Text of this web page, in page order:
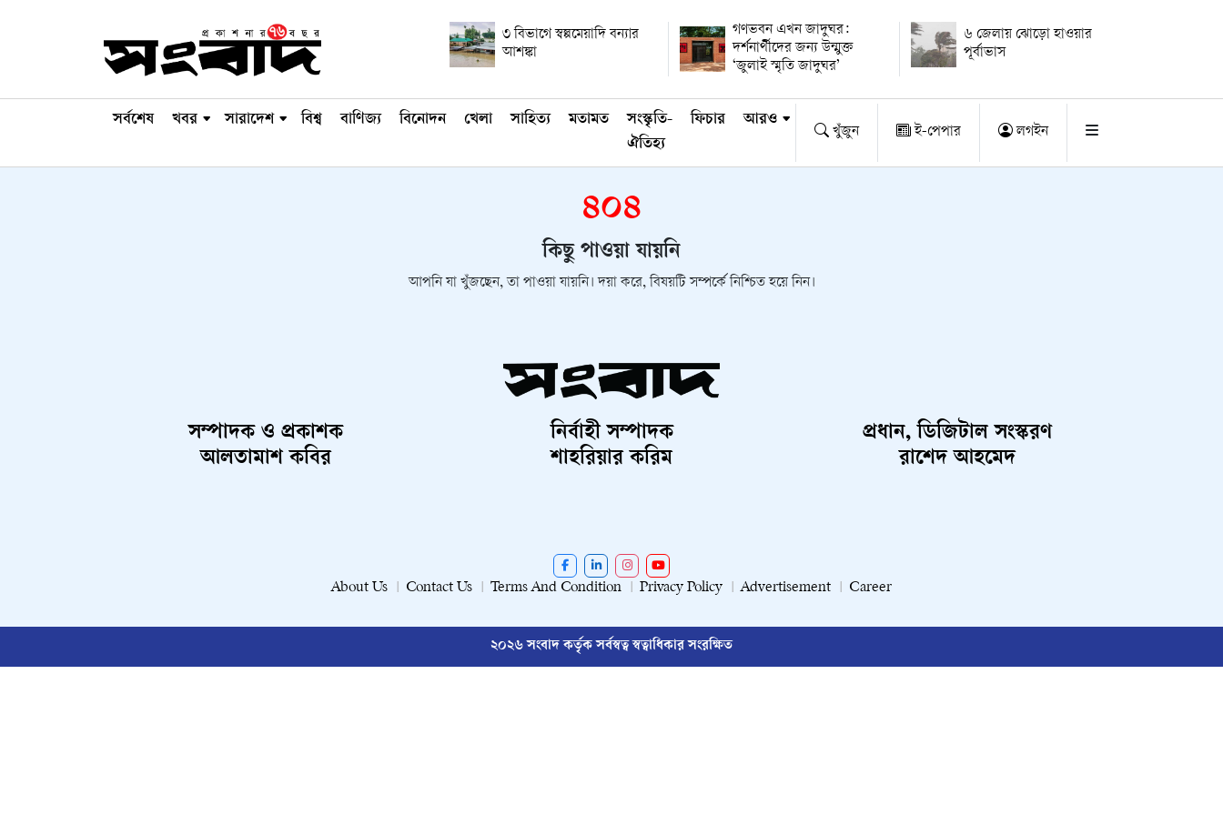
৩ বিভাগে স্বল্পমেয়াদি বন্যার
আশঙ্কা
গণভবন এখন জাদুঘর:
দর্শনার্থীদের জন্য উন্মুক্ত
‘জুলাই স্মৃতি জাদুঘর’
৬ জেলায় ঝোড়ো হাওয়ার
পূর্বাভাস
সর্বশেষ খবর সারাদেশ বিশ্ব বাণিজ্য বিনোদন খেলা সাহিত্য মতামত
সংস্কৃতি-
ঐতিহ্য
ফিচার আরও
খুঁজুন ই-পেপার লগইন
৪০৪
কিছু পাওয়া যায়নি
আপনি যা খুঁজছেন, তা পাওয়া যায়নি। দয়া করে, বিষয়টি সম্পর্কে নিশ্চিত হয়ে নিন।
সম্পাদক ও প্রকাশক
আলতামাশ কবির
নির্বাহী সম্পাদক
শাহরিয়ার করিম
প্রধান, ডিজিটাল সংস্করণ
রাশেদ আহমেদ
About Us Contact Us Terms And Condition Privacy Policy Advertisement Career
২০২৬ সংবাদ কর্তৃক সর্বস্বত্ব স্বত্বাধিকার সংরক্ষিত